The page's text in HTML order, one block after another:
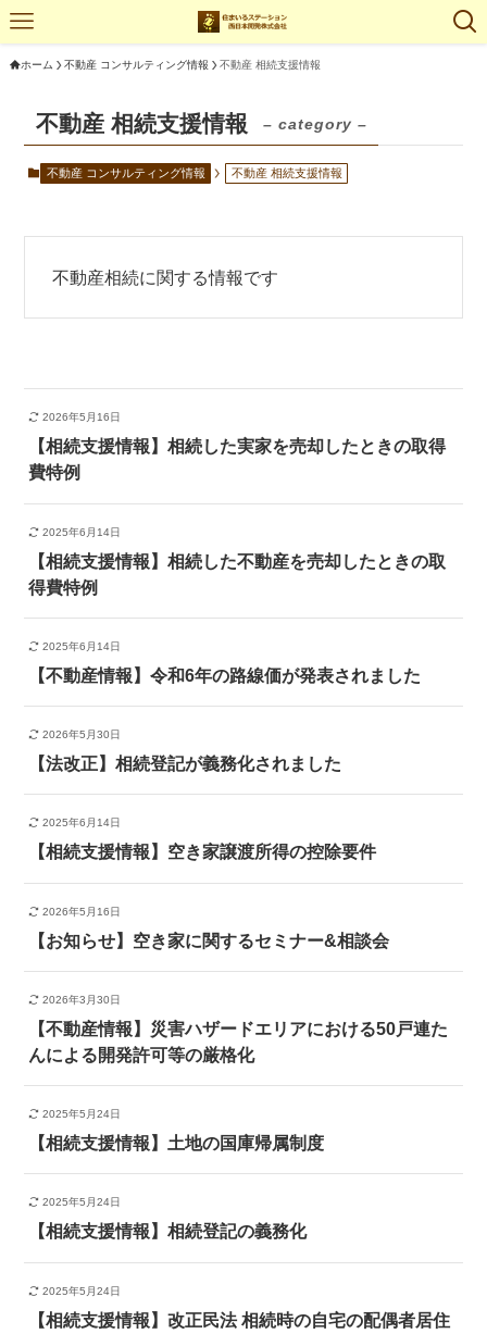
ホーム 不動産 コンサルティング情報 不動産 相続支援情報
不動産 相続支援情報 – category –
不動産 コンサルティング情報 不動産 相続支援情報
不動産相続に関する情報です
2026年5月16日
【相続支援情報】相続した実家を売却したときの取得
費特例
2025年6月14日
【相続支援情報】相続した不動産を売却したときの取
得費特例
2025年6月14日
【不動産情報】令和6年の路線価が発表されました
2026年5月30日
【法改正】相続登記が義務化されました
2025年6月14日
【相続支援情報】空き家譲渡所得の控除要件
2026年5月16日
【お知らせ】空き家に関するセミナー&相談会
2026年3月30日
【不動産情報】災害ハザードエリアにおける50戸連た
んによる開発許可等の厳格化
2025年5月24日
【相続支援情報】土地の国庫帰属制度
2025年5月24日
【相続支援情報】相続登記の義務化
2025年5月24日
【相続支援情報】改正民法 相続時の自宅の配偶者居住